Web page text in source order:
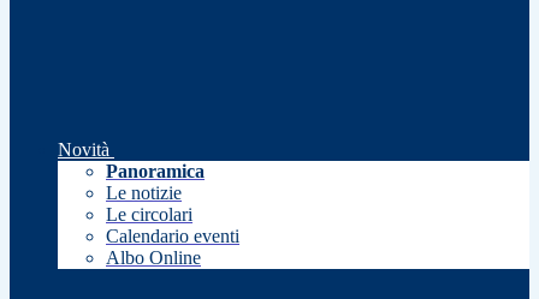
Novità
Panoramica
Le notizie
Le circolari
Calendario eventi
Albo Online